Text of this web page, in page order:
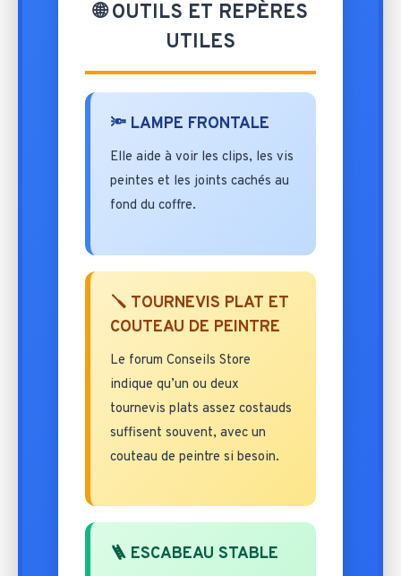
🌐 OUTILS ET REPÈRES
UTILES
🔦 LAMPE FRONTALE
Elle aide à voir les clips, les vis
peintes et les joints cachés au
fond du coffre.
🪛 TOURNEVIS PLAT ET
COUTEAU DE PEINTRE
Le forum Conseils Store
indique qu’un ou deux
tournevis plats assez costauds
suffisent souvent, avec un
couteau de peintre si besoin.
🪜 ESCABEAU STABLE